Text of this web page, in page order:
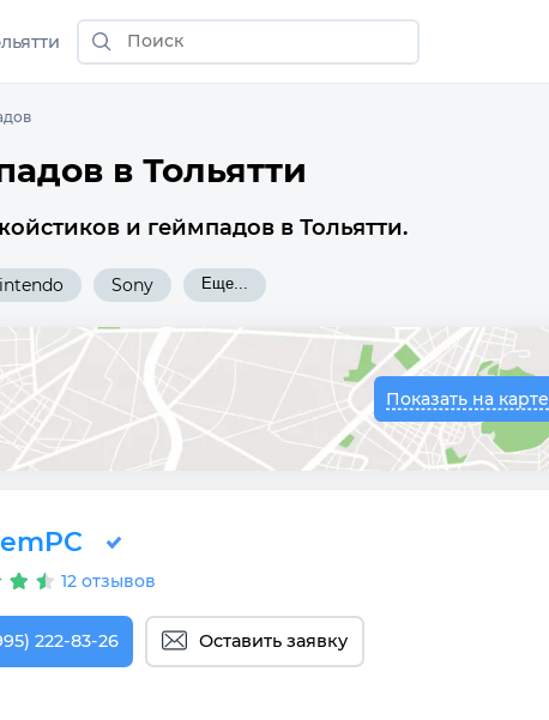
в Тольятти
и геймпадов в Тольятти.
Sony Еще...
Показать на карте
12 отзывов
222-83-26 Оставить заявку